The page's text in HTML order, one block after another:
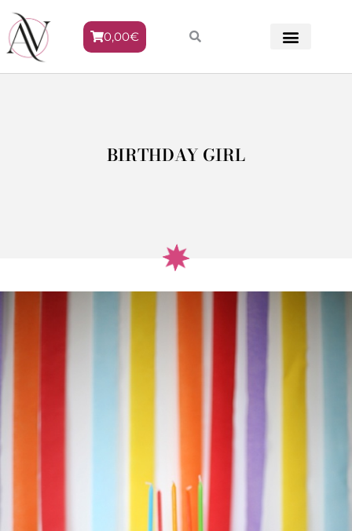
0,00€
BIRTHDAY GIRL